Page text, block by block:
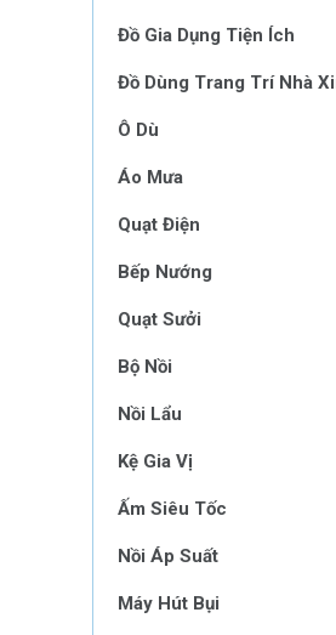
Đồ Gia Dụng Tiện Ích
Đồ Dùng Trang Trí Nhà
Ô Dù
Áo Mưa
Quạt Điện
Bếp Nướng
Quạt Sưởi
Bộ Nồi
Nồi Lẩu
Kệ Gia Vị
Ấm Siêu Tốc
Nồi Áp Suất
Máy Hút Bụi